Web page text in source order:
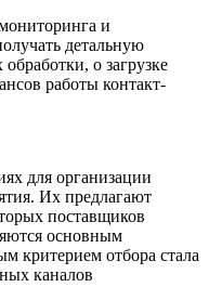
и
детальную
о загрузке
работы контакт-
для организации
Их предлагают
поставщиков
основным
критерием отбора стала
каналов